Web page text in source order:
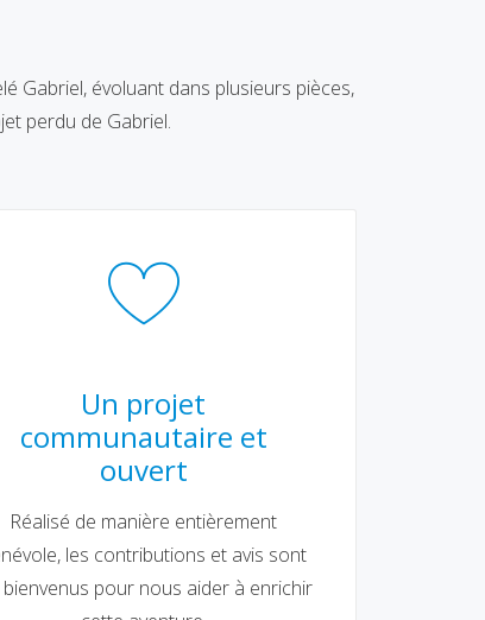
Gabriel, évoluant dans plusieurs pièces,
perdu de Gabriel.
Un projet
communautaire et
ouvert
Réalisé de manière entièrement
les contributions et avis sont
bienvenus pour nous aider à enrichir